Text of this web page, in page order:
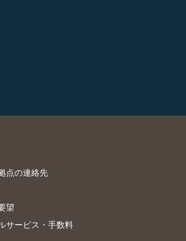
点の連絡先
望
サービス・手数料